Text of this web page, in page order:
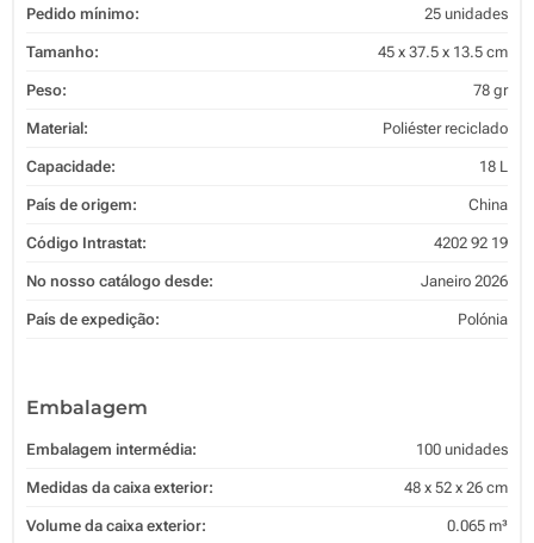
Pedido mínimo: 25 unidades
Tamanho: 45 x 37.5 x 13.5 cm
Peso: 78 gr
Material: Poliéster reciclado
Capacidade: 18 L
País de origem: China
Código Intrastat: 4202 92 19
No nosso catálogo desde: Janeiro 2026
País de expedição: Polónia
Embalagem
Embalagem intermédia: 100 unidades
Medidas da caixa exterior: 48 x 52 x 26 cm
Volume da caixa exterior: 0.065 m³